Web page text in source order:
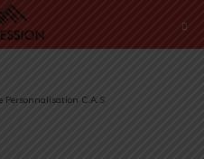
Personnalisation C.A.S